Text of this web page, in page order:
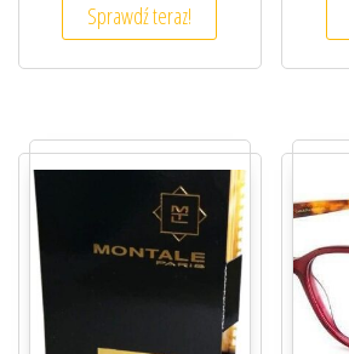
Sprawdź teraz!